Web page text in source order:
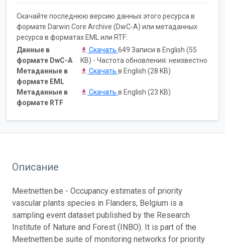
Скачайте последнюю версию данных этого ресурса в
формате Darwin Core Archive (DwC-A) или метаданных
ресурса в форматах EML или RTF:
Данные в
формате DwC-A
Скачать 649 Записи в English (55
KB) - Частота обновления: неизвестно
Метаданные в
формате EML
Скачать в English (28 KB)
Метаданные в
формате RTF
Скачать в English (23 KB)
Описание
Meetnetten.be - Occupancy estimates of priority
vascular plants species in Flanders, Belgium is a
sampling event dataset published by the Research
Institute of Nature and Forest (INBO). It is part of the
Meetnetten.be suite of monitoring networks for priority